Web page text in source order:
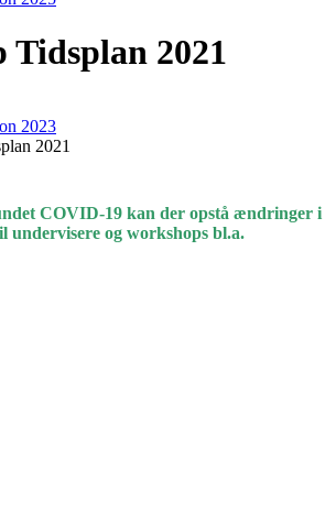
Tidsplan 2021
2023
2021
COVID-19 kan der opstå ændringer i
undervisere og workshops bl.a.